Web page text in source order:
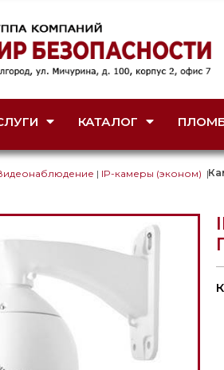
КАТАЛОГ
| IP-камеры (эконом) |